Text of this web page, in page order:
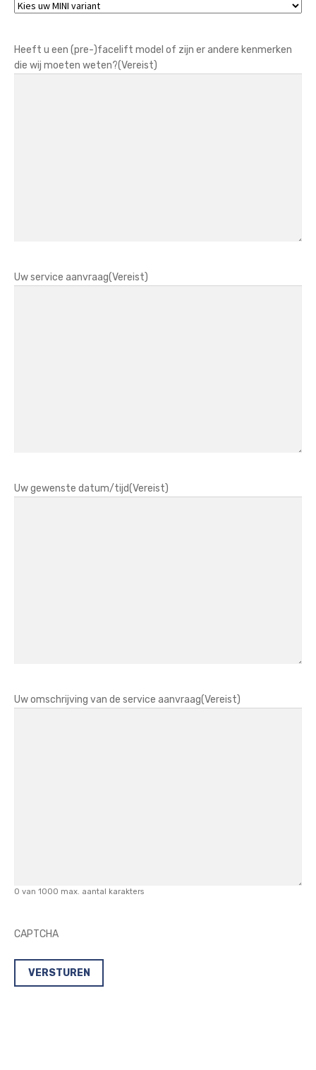
Heeft u een (pre-)facelift model of zijn er andere kenmerken
die wij moeten weten?(Vereist)
Uw service aanvraag(Vereist)
Uw gewenste datum/tijd(Vereist)
Uw omschrijving van de service aanvraag(Vereist)
0 van 1000 max. aantal karakters
CAPTCHA